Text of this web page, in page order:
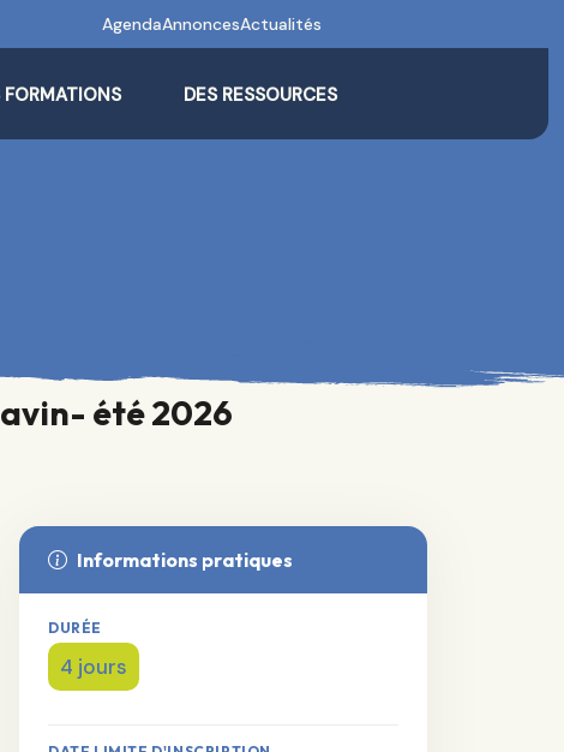
AgendaAnnoncesActualités
FORMATIONS DES RESSOURCES
été 2026
Informations pratiques
DURÉE
4 jours